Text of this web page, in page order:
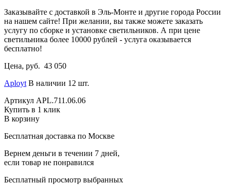
Заказывайте с доставкой в Эль-Монте и другие города России
на нашем сайте! При желании, вы также можете заказать
услугу по сборке и установке светильников. А при цене
светильника более 10000 рублей - услуга оказывается
бесплатно!
Цена, руб. 43 050
Aployt В наличии 12 шт.
Артикул APL.711.06.06
Купить в 1 клик
В корзину
Бесплатная доставка по Москве
Вернем деньги в течении 7 дней,
если товар не понравился
Бесплатный просмотр выбранных